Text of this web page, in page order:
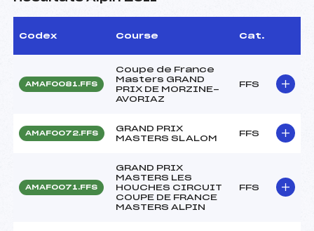
Codex Course Cat.
AMAF0081.FFS
Coupe de France
Masters GRAND
PRIX DE MORZINE-
AVORIAZ
FFS
AMAF0072.FFS
GRAND PRIX
MASTERS SLALOM
FFS
AMAF0071.FFS
GRAND PRIX
MASTERS LES
HOUCHES CIRCUIT
COUPE DE FRANCE
MASTERS ALPIN
FFS